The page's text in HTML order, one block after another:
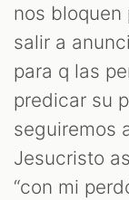
nos bloquen
salir a
para q las
predicar su
seguiremos
Jesucristo
“con mi